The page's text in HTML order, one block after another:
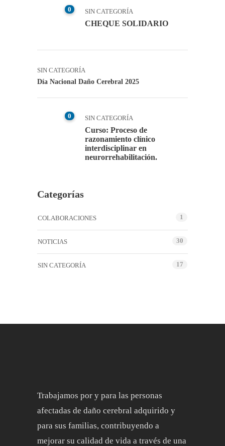
0 SIN CATEGORÍA
CHEQUE SOLIDARIO
SIN CATEGORÍA
Día Nacional Daño Cerebral 2025
0 SIN CATEGORÍA
Curso: Proceso de
razonamiento clínico
interdisciplinar en
neurorrehabilitación.
Categorías
COLABORACIONES 1
NOTICIAS 30
SIN CATEGORÍA 17
Trabajamos por y para las personas
afectadas de daño cerebral adquirido y
para sus familias, contribuyendo a
mejorar su calidad de vida a través de una